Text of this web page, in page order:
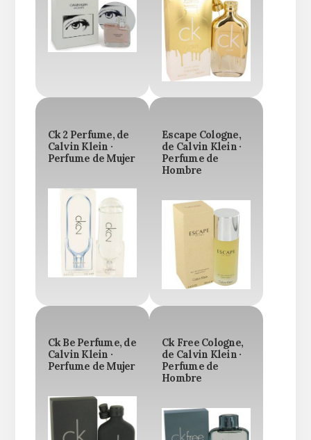
Ck 2 Perfume, de
Calvin Klein ·
Perfume de Mujer
Escape Cologne,
de Calvin Klein ·
Perfume de
Hombre
Ck Be Perfume, de
Calvin Klein ·
Perfume de Mujer
Ck Free Cologne,
de Calvin Klein ·
Perfume de
Hombre